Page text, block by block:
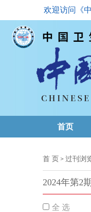
欢迎访问《
首页
首 页 > 过刊浏
2024年第2
全 选